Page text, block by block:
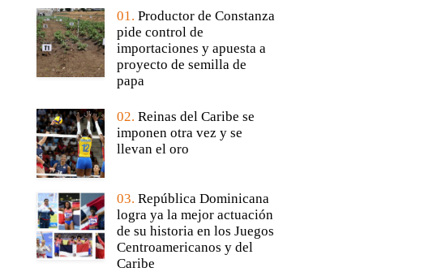
01. Productor de Constanza
pide control de
importaciones y apuesta a
proyecto de semilla de
papa
02. Reinas del Caribe se
imponen otra vez y se
llevan el oro
03. República Dominicana
logra ya la mejor actuación
de su historia en los Juegos
Centroamericanos y del
Caribe